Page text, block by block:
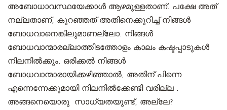
അബോധാവസ്ഥയേക്കാൾ ആഴമുള്ളതാണ്. പക്ഷേ അത്
നല്ലതാണ്, കുറഞ്ഞത് അതിനെക്കുറിച്ച് നിങ്ങൾ
ബോധവാനെങ്കിലുമാണല്ലോ. നിങ്ങൾ
ബോധവാന്മാരല്ലാത്തിടത്തോളം കാലം കഷ്ടപ്പാടുകൾ
നിലനിൽക്കും. ഒരിക്കൽ നിങ്ങൾ
ബോധവാന്മാരായിക്കഴിഞ്ഞാൽ, അതിന് പിന്നെ
എന്നെന്നേക്കുമായി നിലനിൽക്കേണ്ടി വരില്ല .
അങ്ങനെയൊരു സാധ്യതയുണ്ട്, അല്ലേ?